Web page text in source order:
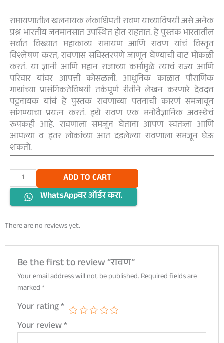
रामायणातील खलनायक लंकाधिपती रावण याच्याविषयी असे अनेक
प्रश्न भारतीय जनमानसात उपस्थित होत राहतात. हे पुस्तक भारतातील
सर्वांत विख्यात महाकाव्य रामायण आणि रावण यांचं विस्तृत
विश्लेषण करत, रावणास सविस्तरपणे जाणून घेण्याची वाट मोकळी
करतं. या ज्ञानी आणि महान राजाच्या कर्मांमुळे त्याचं राज्य आणि
परिवार यांवर आपत्ती कोसळली. आधुनिक काळात पौराणिक
गाथांच्या प्रासंगिकतेविषयी तर्कपूर्ण रीतीने लेखन करणारे देवदत्त
पट्टनायक यांचं हे पुस्तक रावणाच्या पतनाची कारणं समजावून
सांगण्याचा प्रयत्न करतं. इथे रावण एक मनोवैज्ञानिक अवस्थेचं
रूपकही आहे. रावणाला समजून घेताना आपण स्वतःला आणि
आपल्या व इतर लोकांच्या आत दडलेल्या रावणाला समजून घेऊ
शकतो.
रावण
quantity
ADD TO CART
WhatsAppवर ऑर्डर करा.
There are no reviews yet.
Be the first to review “रावण”
Your email address will not be published. Required fields are
marked*
Your rating*
Your review*